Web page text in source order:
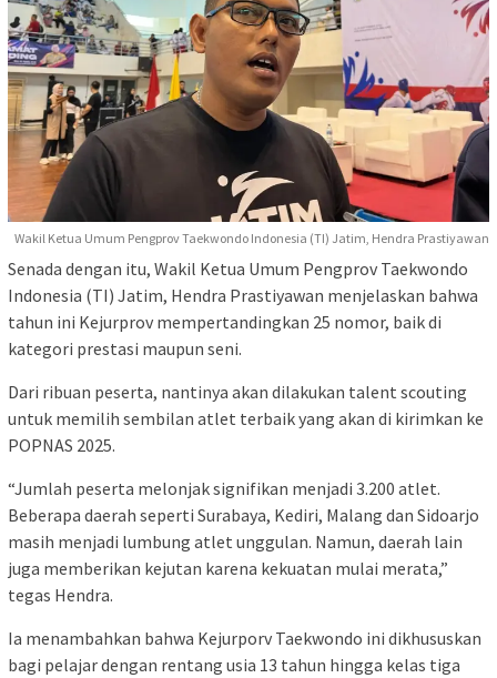
Wakil Ketua Umum Pengprov Taekwondo Indonesia (TI) Jatim, Hendra Prastiyawan
Senada dengan itu, Wakil Ketua Umum Pengprov Taekwondo
Indonesia (TI) Jatim, Hendra Prastiyawan menjelaskan bahwa
tahun ini Kejurprov mempertandingkan 25 nomor, baik di
kategori prestasi maupun seni.
Dari ribuan peserta, nantinya akan dilakukan talent scouting
untuk memilih sembilan atlet terbaik yang akan di kirimkan ke
POPNAS 2025.
“Jumlah peserta melonjak signifikan menjadi 3.200 atlet.
Beberapa daerah seperti Surabaya, Kediri, Malang dan Sidoarjo
masih menjadi lumbung atlet unggulan. Namun, daerah lain
juga memberikan kejutan karena kekuatan mulai merata,”
tegas Hendra.
Ia menambahkan bahwa Kejurporv Taekwondo ini dikhususkan
bagi pelajar dengan rentang usia 13 tahun hingga kelas tiga